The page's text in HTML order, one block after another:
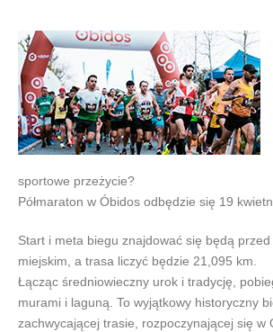
sportowe przeżycie?
Półmaraton w Óbidos odbędzie się 19
Start i meta biegu znajdować się będą
miejskim, a trasa liczyć będzie 21,095 km.
Łącząc średniowieczny urok i tradycję,
murami i laguną. To wyjątkowy historyczny
zachwycającej trasie, rozpoczynającej się